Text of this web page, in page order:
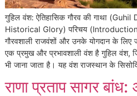
गुहिल वंश: ऐतिहासिक गौरव की गाथा
Historical Glory) परिचय
गौरवशाली राजवंशों और उनके योगदान के लिए
एक प्रमुख और प्रभावशाली वंश है गुहिल वंश,
भी जाना जाता है। यह वंश राजस्थान के
राणा प्रताप सागर बांध: